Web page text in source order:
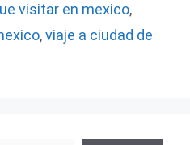
visitar en mexico,
,viaje a ciudad de